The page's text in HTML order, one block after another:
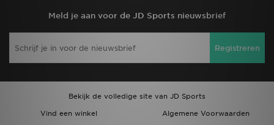
Meld je aan voor de JD Sports nieuwsbrief
Registreren
Bekijk de volledige site van JD Sports
Vind een winkel
Algemene Voorwaarden